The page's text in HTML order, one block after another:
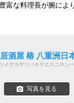
な料理長が腕によ
酒屋 椿 八重洲日
イザカヤツバキヤエスニホン
写真を見る